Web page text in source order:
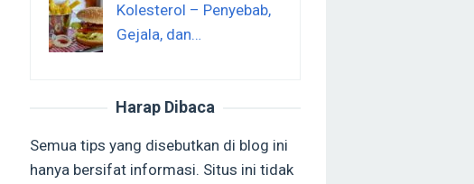
Kolesterol – Penyebab,
Gejala, dan…
Harap Dibaca
Semua tips yang disebutkan di blog ini
hanya bersifat informasi. Situs ini tidak